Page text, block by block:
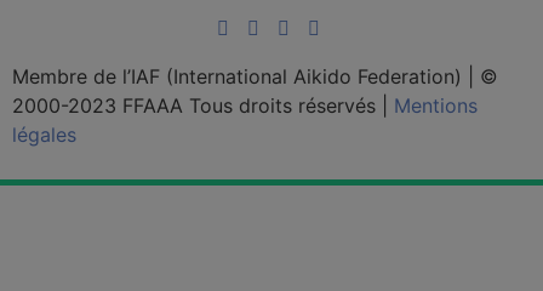
Membre de l’IAF (International Aikido Federation)
©
2000-2023 FFAAA Tous droits réservés
Mentions
légales